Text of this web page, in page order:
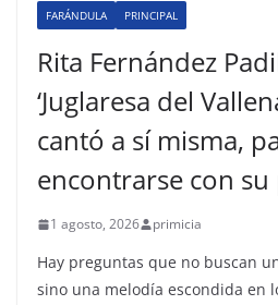
FARÁNDULA PRINCIPAL
Rita Fernández
‘Juglaresa del
cantó a sí misma,
encontrarse con
1 agosto, 2026 primicia
Hay preguntas que no buscan
sino una melodía escondida en